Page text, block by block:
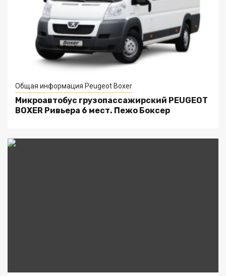
Общая информация Peugeot Boxer
Микроавтобус грузопассажирский PEUGEOT
BOXER Ривьера 6 мест. Пежо Боксер